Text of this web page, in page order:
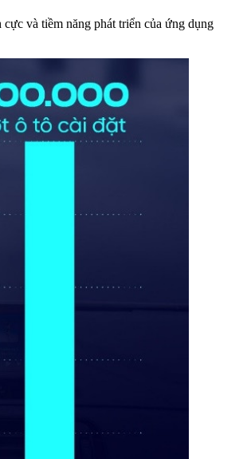
và tiềm năng phát triển của ứng dụng